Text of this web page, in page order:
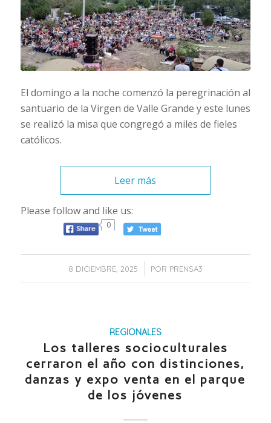
El domingo a la noche comenzó la peregrinación al
santuario de la Virgen de Valle Grande y este lunes
se realizó la misa que congregó a miles de fieles
católicos.
Leer más
Please follow and like us:
0
8 DICIEMBRE, 2025
/ POR PRENSA3
REGIONALES
Los talleres socioculturales
cerraron el año con distinciones,
danzas y expo venta en el parque
de los jóvenes